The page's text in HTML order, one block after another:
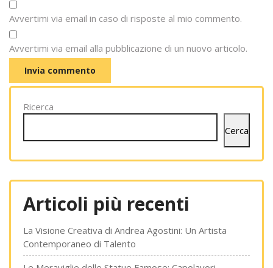
Avvertimi via email in caso di risposte al mio commento.
Avvertimi via email alla pubblicazione di un nuovo articolo.
Ricerca
Cerca
Articoli più recenti
La Visione Creativa di Andrea Agostini: Un Artista
Contemporaneo di Talento